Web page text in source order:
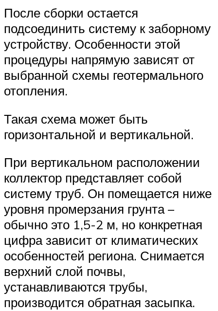
После сборки остается
подсоединить систему к заборному
устройству. Особенности этой
процедуры напрямую зависят от
выбранной схемы геотермального
отопления.
Такая схема может быть
горизонтальной и вертикальной.
При вертикальном расположении
коллектор представляет собой
систему труб. Он помещается ниже
уровня промерзания грунта –
обычно это 1,5-2 м, но конкретная
цифра зависит от климатических
особенностей региона. Снимается
верхний слой почвы,
устанавливаются трубы,
производится обратная засыпка.